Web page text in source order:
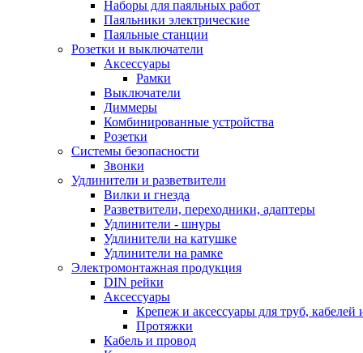
Наборы для паяльных работ
Паяльники электрические
Паяльные станции
Розетки и выключатели
Аксессуары
Рамки
Выключатели
Диммеры
Комбинированные устройства
Розетки
Системы безопасности
Звонки
Удлинители и разветвители
Вилки и гнезда
Разветвители, переходники, адаптеры
Удлинители - шнуры
Удлинители на катушке
Удлинители на рамке
Электромонтажная продукция
DIN рейки
Аксессуары
Крепеж и аксессуары для труб, кабелей
Протяжки
Кабель и провод